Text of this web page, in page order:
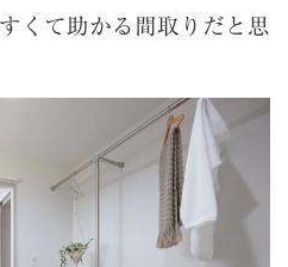
くて助かる間取りだと思